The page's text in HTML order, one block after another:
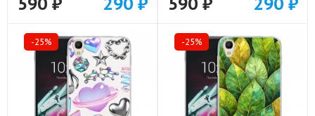
-25% -25%